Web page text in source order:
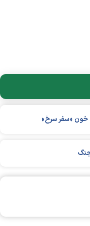
خون «سفر سرخ»